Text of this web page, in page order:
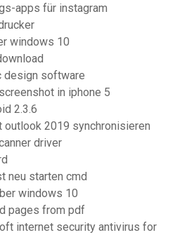
apps für instagram
windows 10
design software
in iphone 5
2.3.6
outlook 2019 synchronisieren
driver
neu starten cmd
windows 10
pages from pdf
internet security antivirus for